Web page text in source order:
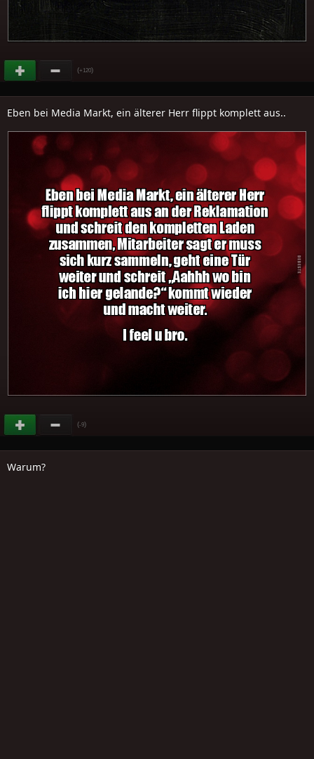
(+120)
Eben bei Media Markt, ein älterer Herr flippt komplett aus..
(-9)
Warum?